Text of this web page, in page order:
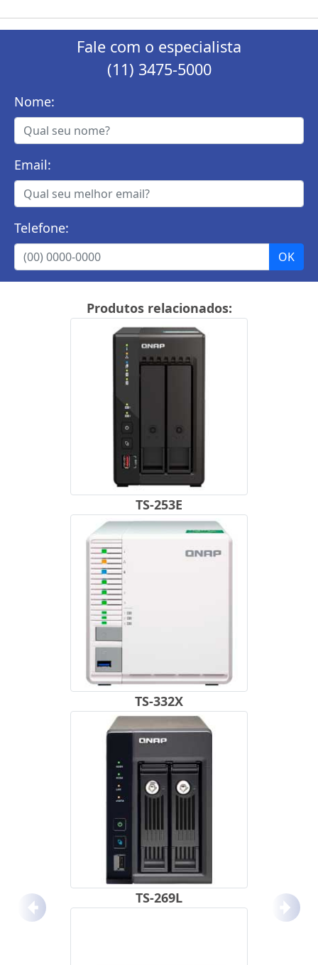
Fale com o especialista
(11) 3475-5000
Nome:
Email:
Telefone:
Produtos relacionados:
TS-253E
TS-332X
TS-269L
Anterior